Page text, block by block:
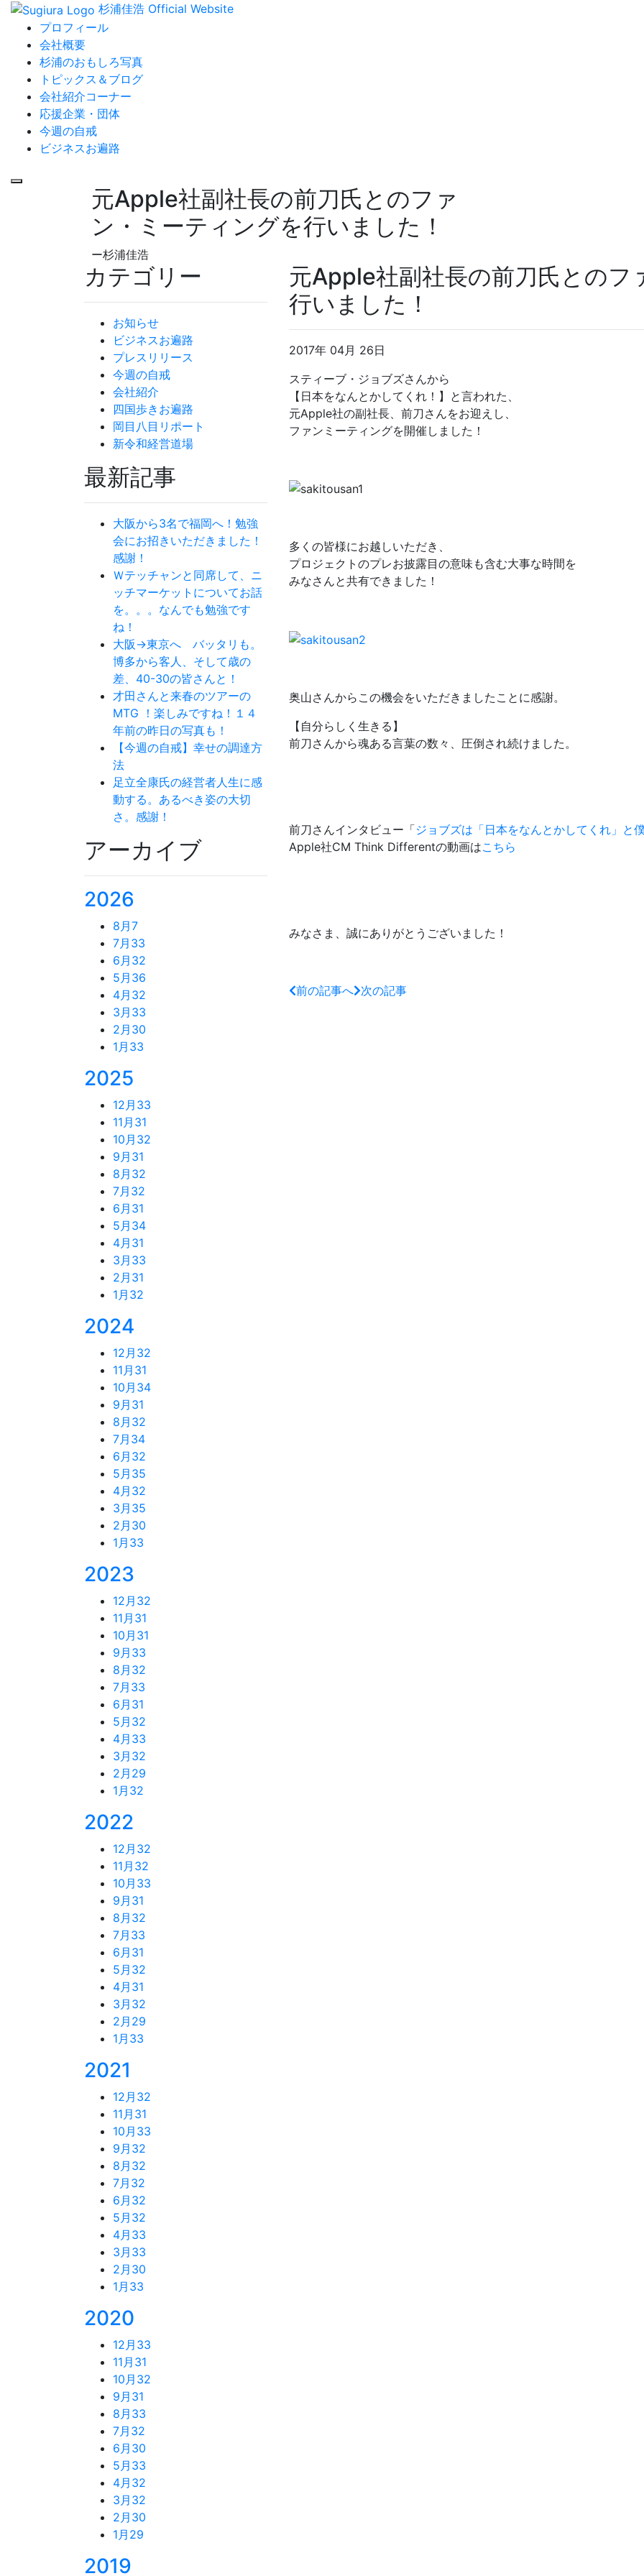
杉浦佳浩 Official Website
プロフィール
会社概要
杉浦のおもしろ写真
トピックス＆ブログ
会社紹介コーナー
応援企業・団体
今週の自戒
ビジネスお遍路
元Apple社副社長の前刀氏とのファ
ン・ミーティングを行いました！
ー杉浦佳浩
元Apple社副社長の前刀氏とのフ
行いました！
2017年 04月 26日
スティーブ・ジョブズさんから
【日本をなんとかしてくれ！】と言われた、
元Apple社の副社長、前刀さんをお迎えし、
ファンミーティングを開催しました！
多くの皆様にお越しいただき、
プロジェクトのプレお披露目の意味も含む大事な時間を
みなさんと共有できました！
奥山さんからこの機会をいただきましたことに感謝。
【自分らしく生きる】
前刀さんから魂ある言葉の数々、圧倒され続けました。
前刀さんインタビュー「ジョブズは「日本をなんとかしてくれ」と
Apple社CM Think Differentの動画はこちら
みなさま、誠にありがとうございました！
前の記事へ 次の記事
カテゴリー
お知らせ
ビジネスお遍路
プレスリリース
今週の自戒
会社紹介
四国歩きお遍路
岡目八目リポート
新令和経営道場
最新記事
大阪から3名で福岡へ！勉強
会にお招きいただきました！
感謝！
Ｗテッチャンと同席して、ニ
ッチマーケットについてお話
を。。。なんでも勉強です
ね！
大阪→東京へ バッタリも。
博多から客人、そして歳の
差、40-30の皆さんと！
才田さんと来春のツアーの
MTG ！楽しみですね！１４
年前の昨日の写真も！
【今週の自戒】幸せの調達方
法
足立全康氏の経営者人生に感
動する。あるべき姿の大切
さ。感謝！
アーカイブ
2026
8月7
7月 33
6月 32
5月 36
4月 32
3月 33
2月 30
1月 33
2025
12月 33
11月 31
10月 32
9月 31
8月 32
7月 32
6月 31
5月 34
4月 31
3月 33
2月 31
1月 32
2024
12月 32
11月 31
10月 34
9月 31
8月 32
7月 34
6月 32
5月 35
4月 32
3月 35
2月 30
1月 33
2023
12月 32
11月 31
10月 31
9月 33
8月 32
7月 33
6月 31
5月 32
4月 33
3月 32
2月 29
1月 32
2022
12月 32
11月 32
10月 33
9月 31
8月 32
7月 33
6月 31
5月 32
4月 31
3月 32
2月 29
1月 33
2021
12月 32
11月 31
10月 33
9月 32
8月 32
7月 32
6月 32
5月 32
4月 33
3月 33
2月 30
1月 33
2020
12月 33
11月 31
10月 32
9月 31
8月 33
7月 32
6月 30
5月 33
4月 32
3月 32
2月 30
1月 29
2019